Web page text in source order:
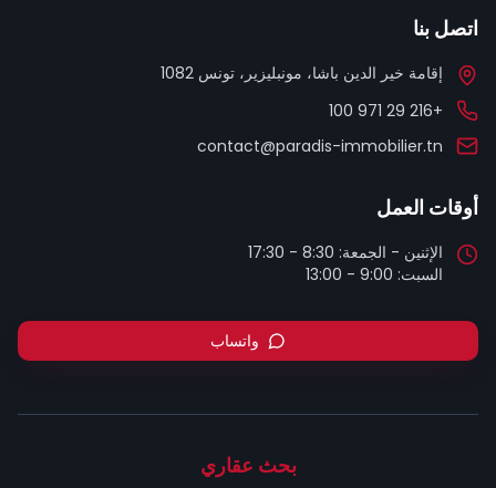
اتصل بنا
إقامة خير الدين باشا، مونبليزير، تونس 1082
+216 29 971 100
contact@paradis-immobilier.tn
أوقات العمل
السبت: 9:00 - 13:00
واتساب
بحث عقاري